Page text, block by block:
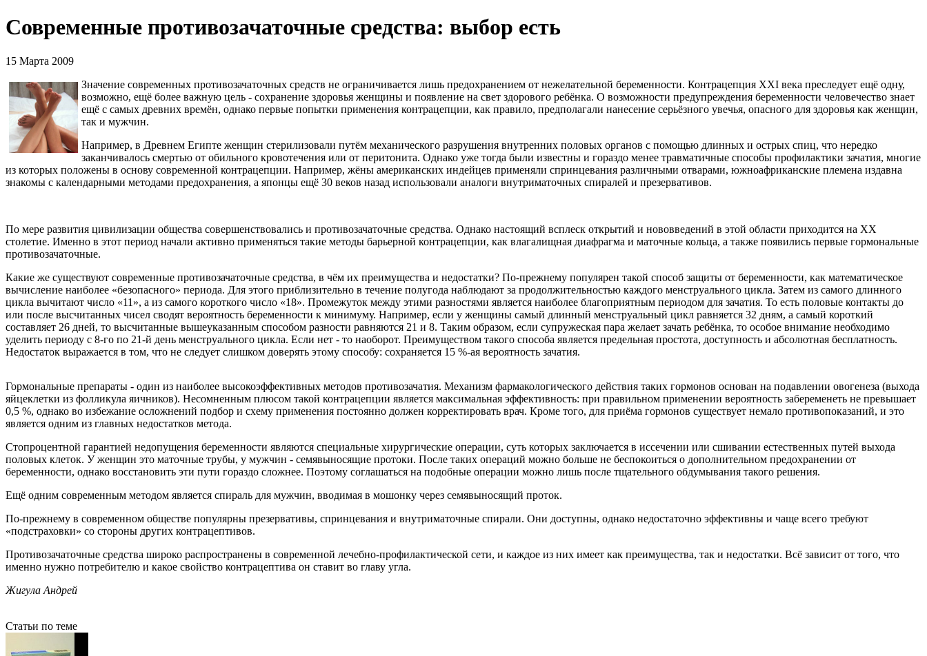
Современные противозачаточные средства: выбор есть
15 Марта 2009
Значение современных противозачаточных средств не ограничивается лишь предохранением от нежелательной беременности. Контрацепция XXI века преследует ещё одну,
возможно, ещё более важную цель - сохранение здоровья женщины и появление на свет здорового ребёнка. О возможности предупреждения беременности человечество знает
ещё с самых древних времён, однако первые попытки применения контрацепции, как правило, предполагали нанесение серьёзного увечья, опасного для здоровья как женщин,
так и мужчин.
Например, в Древнем Египте женщин стерилизовали путём механического разрушения внутренних половых органов с помощью длинных и острых спиц, что нередко
заканчивалось смертью от обильного кровотечения или от перитонита. Однако уже тогда были известны и гораздо менее травматичные способы профилактики зачатия, многие
из которых положены в основу современной контрацепции. Например, жёны американских индейцев применяли спринцевания различными отварами, южноафриканские племена издавна
знакомы с календарными методами предохранения, а японцы ещё 30 веков назад использовали аналоги внутриматочных спиралей и презервативов.
По мере развития цивилизации общества совершенствовались и противозачаточные средства. Однако настоящий всплеск открытий и нововведений в этой области приходится на XX
столетие. Именно в этот период начали активно применяться такие методы барьерной контрацепции, как влагалищная диафрагма и маточные кольца, а также появились первые гормональные
противозачаточные.
Какие же существуют современные противозачаточные средства, в чём их преимущества и недостатки? По-прежнему популярен такой способ защиты от беременности, как математическое
вычисление наиболее «безопасного» периода. Для этого приблизительно в течение полугода наблюдают за продолжительностью каждого менструального цикла. Затем из самого длинного
цикла вычитают число «11», а из самого короткого число «18». Промежуток между этими разностями является наиболее благоприятным периодом для зачатия. То есть половые контакты до
или после высчитанных чисел сводят вероятность беременности к минимуму. Например, если у женщины самый длинный менструальный цикл равняется 32 дням, а самый короткий
составляет 26 дней, то высчитанные вышеуказанным способом разности равняются 21 и 8. Таким образом, если супружеская пара желает зачать ребёнка, то особое внимание необходимо
уделить периоду с 8-го по 21-й день менструального цикла. Если нет - то наоборот. Преимуществом такого способа является предельная простота, доступность и абсолютная бесплатность.
Недостаток выражается в том, что не следует слишком доверять этому способу: сохраняется 15 %-ая вероятность зачатия.
Гормональные препараты - один из наиболее высокоэффективных методов противозачатия. Механизм фармакологического действия таких гормонов основан на подавлении овогенеза (выхода
яйцеклетки из фолликула яичников). Несомненным плюсом такой контрацепции является максимальная эффективность: при правильном применении вероятность забеременеть не превышает
0,5 %, однако во избежание осложнений подбор и схему применения постоянно должен корректировать врач. Кроме того, для приёма гормонов существует немало противопоказаний, и это
является одним из главных недостатков метода.
Стопроцентной гарантией недопущения беременности являются специальные хирургические операции, суть которых заключается в иссечении или сшивании естественных путей выхода
половых клеток. У женщин это маточные трубы, у мужчин - семявыносящие протоки. После таких операций можно больше не беспокоиться о дополнительном предохранении от
беременности, однако восстановить эти пути гораздо сложнее. Поэтому соглашаться на подобные операции можно лишь после тщательного обдумывания такого решения.
Ещё одним современным методом является спираль для мужчин, вводимая в мошонку через семявыносящий проток.
По-прежнему в современном обществе популярны презервативы, спринцевания и внутриматочные спирали. Они доступны, однако недостаточно эффективны и чаще всего требуют
«подстраховки» со стороны других контрацептивов.
Противозачаточные средства широко распространены в современной лечебно-профилактической сети, и каждое из них имеет как преимущества, так и недостатки. Всё зависит от того, что
именно нужно потребителю и какое свойство контрацептива он ставит во главу угла.
Жигула Андрей
Статьи по теме